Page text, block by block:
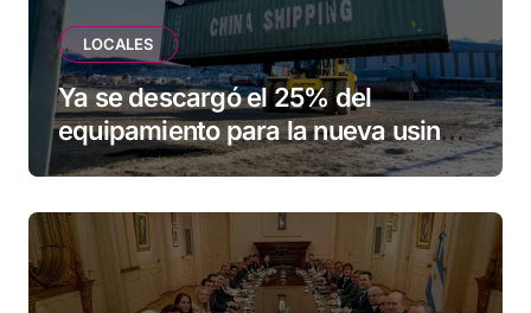
LOCALES
Ya se descargó el 25% del
equipamiento para la nueva usina
de Ushuaia